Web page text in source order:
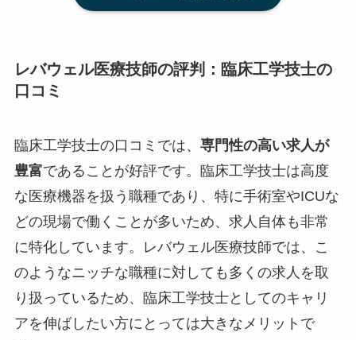
レバウェル医療技師の評判：臨床工学技士の
口コミ
臨床工学技士の口コミでは、 専門性の高い求人が
豊富であることが好評です。臨床工学技士は高度
な医療機器を扱う職種であり、特に手術室やICUな
どの現場で働くことが多いため、求人自体も非常
に特化しています。レバウェル医療技師では、こ
のようなニッチな職種に対しても多くの求人を取
り扱っているため、臨床工学技士としてのキャリ
アを伸ばしたい方にとっては大きなメリットで